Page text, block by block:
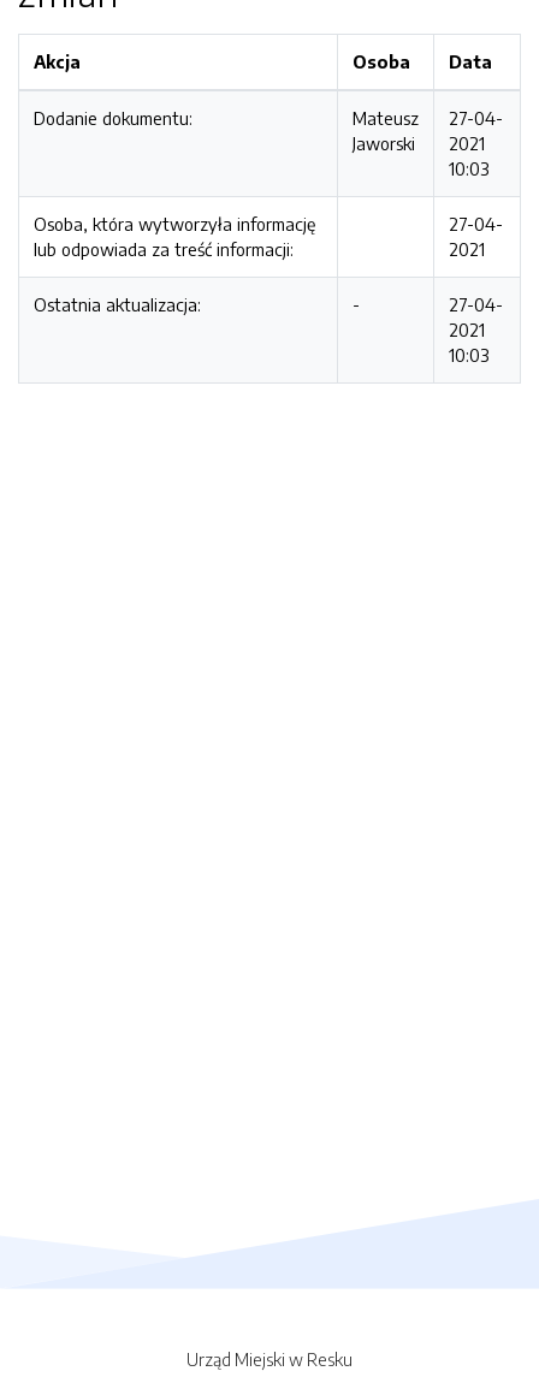
Akcja Osoba Data
Dodanie dokumentu:
Mateusz
Jaworski
27-04-
2021
10:03
Osoba, która wytworzyła informację
lub odpowiada za treść informacji:
27-04-
2021
Ostatnia aktualizacja: -
27-04-
2021
10:03
Urząd Miejski w Resku